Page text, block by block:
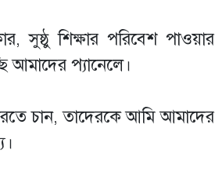
সুষ্ঠু শিক্ষার পরিবেশ পাওয়ার
আমাদের প্যানেলে।
করতে চান, তাদেরকে আমি আমাদের